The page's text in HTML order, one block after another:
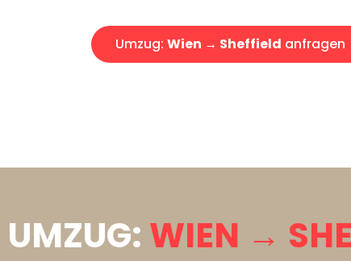
Umzug: Wien → Sheffield anfragen
UMZUG: WIEN →